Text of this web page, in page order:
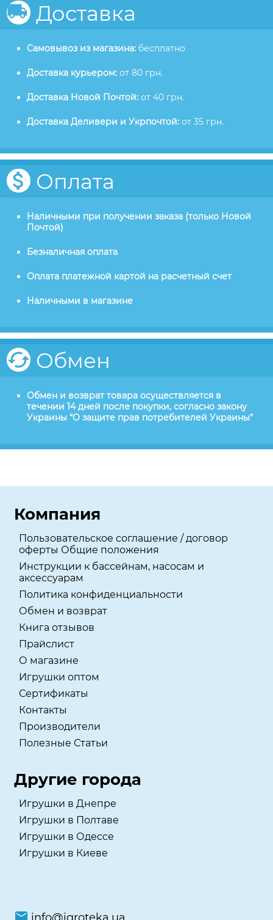
Доставка
Самовывоз из магазина: бесплатно
Доставка курьером: от 80 грн.
Доставка Новой Почтой: от 40 грн.
Доставка Деливери и Укрпочтой: от 35 грн.
Оплата
Наличными при получении заказа (только Новой
Почтой)
Безналичная оплата
Оплата платежной картой на расчетный счет
Наличными в магазине
Обмен
Обмен и возврат товара осуществляется в
течении 14 дней после покупки, согласно закону
Украины “О защите прав потребителей Украины”
Компания
Пользовательское соглашение / договор
оферты Общие положения
Инструкции к бассейнам, насосам и
аксессуарам
Политика конфиденциальности
Обмен и возврат
Книга отзывов
Прайслист
О магазине
Игрушки оптом
Сертификаты
Контакты
Производители
Полезные Статьи
Другие города
Игрушки в Днепре
Игрушки в Полтаве
Игрушки в Одессе
Игрушки в Киеве
info@igroteka.ua